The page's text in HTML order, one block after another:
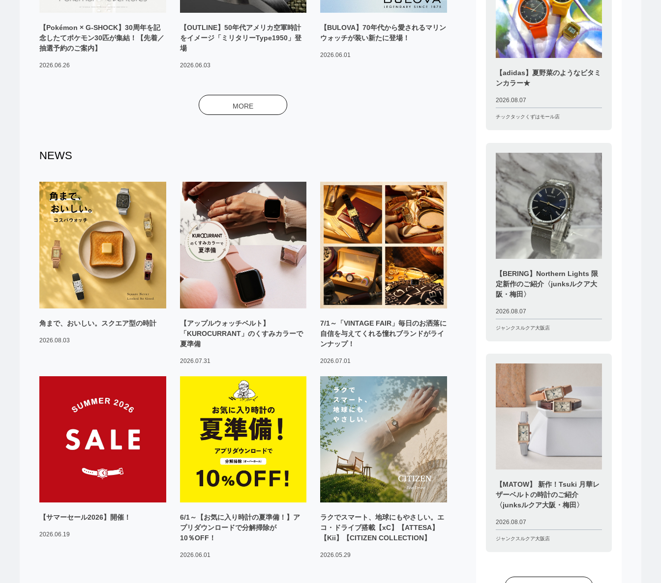
【Pokémon × G-SHOCK】30周年を記
念したてポケモン30匹が集結！【先着／
抽選予約のご案内】
2026.06.26
【OUTLINE】50年代アメリカ空軍時計
をイメージ「ミリタリーType1950」登
場
2026.06.03
【BULOVA】70年代から愛されるマリン
ウォッチが装い新たに登場！
2026.06.01
MORE
NEWS
角まで、おいしい。スクエア型の時計
2026.08.03
【アップルウォッチベルト】
「KUROCURRANT」のくすみカラーで
夏準備
2026.07.31
7/1～「VINTAGE FAIR」毎日のお洒落に
自信を与えてくれる憧れブランドがライ
ンナップ！
2026.07.01
【サマーセール2026】開催！
2026.06.19
6/1～【お気に入り時計の夏準備！】ア
プリダウンロードで分解掃除が
10％OFF！
2026.06.01
ラクでスマート、地球にもやさしい。エ
コ・ドライブ搭載【xC】【ATTESA】
【Kii】【CITIZEN COLLECTION】
2026.05.29
【adidas】夏野菜のようなビタミ
ンカラー★
2026.08.07
チックタックくずはモール店
【BERING】Northern Lights 限
定新作のご紹介〈junksルクア大
阪・梅田〉
2026.08.07
ジャンクスルクア大阪店
【MATOW】 新作！Tsuki 月華レ
ザーベルトの時計のご紹介
〈junksルクア大阪・梅田〉
2026.08.07
ジャンクスルクア大阪店